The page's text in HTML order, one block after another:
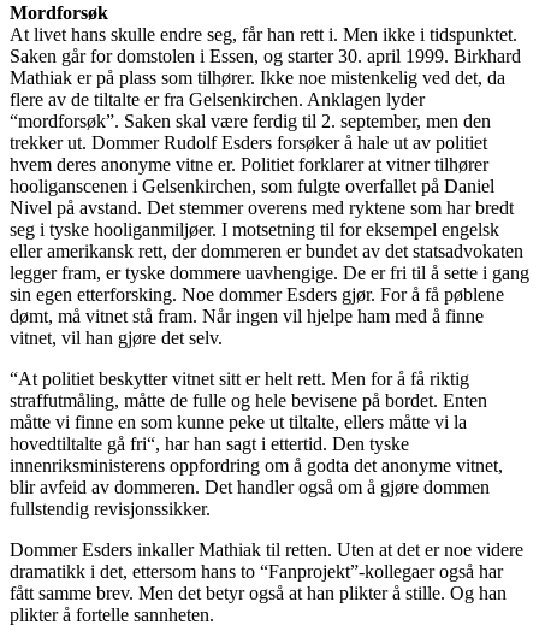
Mordforsøk
At livet hans skulle endre seg, får han rett i. Men ikke i tidspunktet.
Saken går for domstolen i Essen, og starter 30. april 1999. Birkhard
Mathiak er på plass som tilhører. Ikke noe mistenkelig ved det, da
flere av de tiltalte er fra Gelsenkirchen. Anklagen lyder
“mordforsøk”. Saken skal være ferdig til 2. september, men den
trekker ut. Dommer Rudolf Esders forsøker å hale ut av politiet
hvem deres anonyme vitne er. Politiet forklarer at vitner tilhører
hooliganscenen i Gelsenkirchen, som fulgte overfallet på Daniel
Nivel på avstand. Det stemmer overens med ryktene som har bredt
seg i tyske hooliganmiljøer. I motsetning til for eksempel engelsk
eller amerikansk rett, der dommeren er bundet av det statsadvokaten
legger fram, er tyske dommere uavhengige. De er fri til å sette i gang
sin egen etterforsking. Noe dommer Esders gjør. For å få pøblene
dømt, må vitnet stå fram. Når ingen vil hjelpe ham med å finne
vitnet, vil han gjøre det selv.
“At politiet beskytter vitnet sitt er helt rett. Men for å få riktig
straffutmåling, måtte de fulle og hele bevisene på bordet. Enten
måtte vi finne en som kunne peke ut tiltalte, ellers måtte vi la
hovedtiltalte gå fri“, har han sagt i ettertid. Den tyske
innenriksministerens oppfordring om å godta det anonyme vitnet,
blir avfeid av dommeren. Det handler også om å gjøre dommen
fullstendig revisjonssikker.
Dommer Esders inkaller Mathiak til retten. Uten at det er noe videre
dramatikk i det, ettersom hans to “Fanprojekt”-kollegaer også har
fått samme brev. Men det betyr også at han plikter å stille. Og han
plikter å fortelle sannheten.